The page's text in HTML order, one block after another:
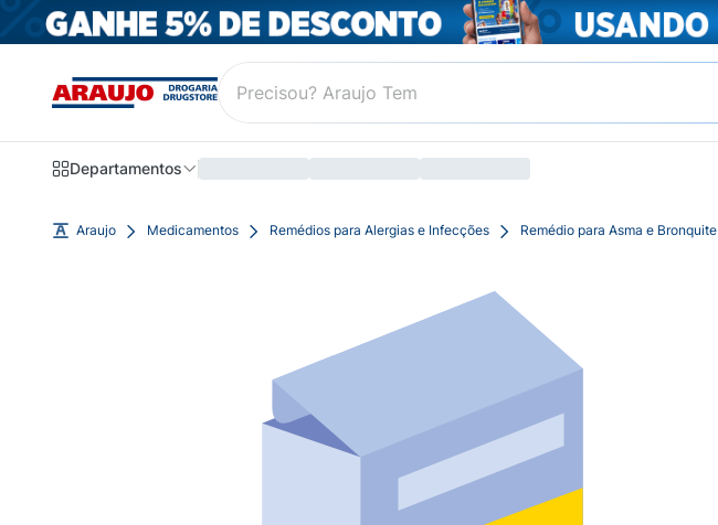
Departamentos
Araujo Medicamentos Remédios para Alergias e Infecções Remédio para Asma e Bronquite